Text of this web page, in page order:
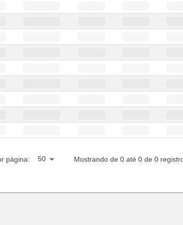
página: 50 Mostrando de 0 até 0 de 0